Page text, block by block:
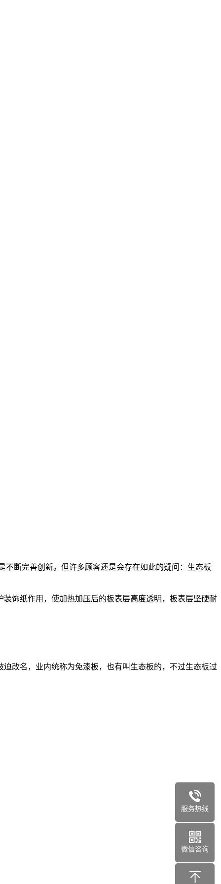
断完善创新。但许多顾客还是会存在如此的疑问：生态板
饰纸作用，使加热加压后的板表层高度透明，板表层坚硬耐
改名，业内统称为免漆板，也有叫生态板的，不过生态板过
服务热线
微信咨询